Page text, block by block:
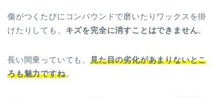
傷がつくたびにコンパウンドで磨いたりワックスを掛
けたりしても、 キズを完全に消すことはできません。
長い間乗っていても、 見た目の劣化があまりないとこ
ろも魅力ですね。